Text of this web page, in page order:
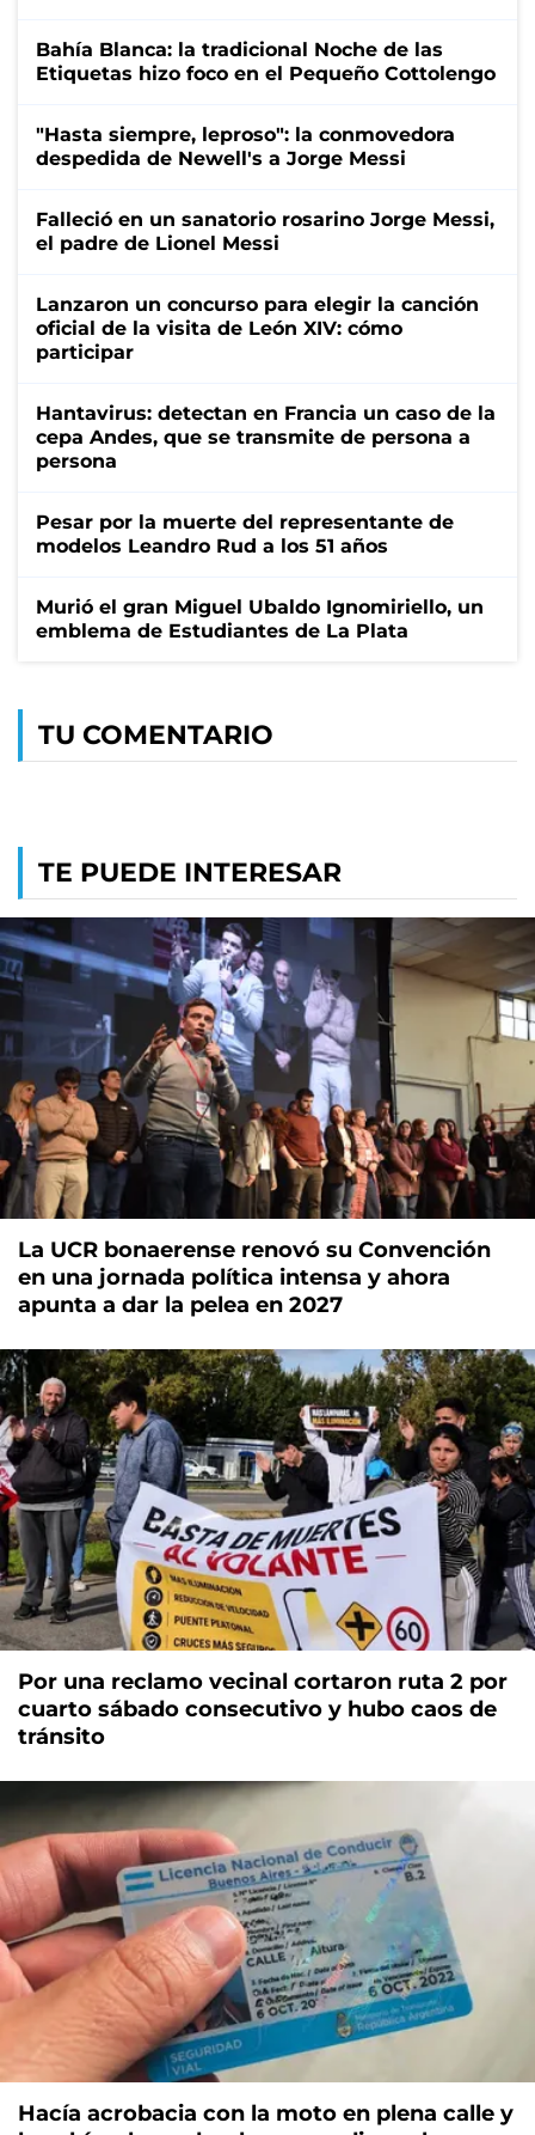
Bahía Blanca: la tradicional Noche de las
Etiquetas hizo foco en el Pequeño Cottolengo
"Hasta siempre, leproso": la conmovedora
despedida de Newell's a Jorge Messi
Falleció en un sanatorio rosarino Jorge Messi,
el padre de Lionel Messi
Lanzaron un concurso para elegir la canción
oficial de la visita de León XIV: cómo
participar
Hantavirus: detectan en Francia un caso de la
cepa Andes, que se transmite de persona a
persona
Pesar por la muerte del representante de
modelos Leandro Rud a los 51 años
Murió el gran Miguel Ubaldo Ignomiriello, un
emblema de Estudiantes de La Plata
TU COMENTARIO
TE PUEDE INTERESAR
La UCR bonaerense renovó su Convención
en una jornada política intensa y ahora
apunta a dar la pelea en 2027
Por una reclamo vecinal cortaron ruta 2 por
cuarto sábado consecutivo y hubo caos de
tránsito
Hacía acrobacia con la moto en plena calle y